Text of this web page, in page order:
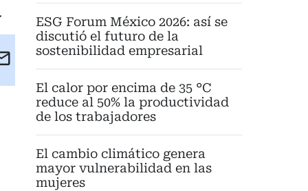
ESG Forum México 2026: así se
discutió el futuro de la
sostenibilidad empresarial
El calor por encima de 35 °C
reduce al 50% la productividad
de los trabajadores
El cambio climático genera
mayor vulnerabilidad en las
mujeres
Email